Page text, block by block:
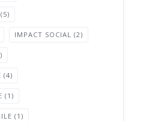
(5)
IMPACT SOCIAL (2)
(4)
(1)
(1)